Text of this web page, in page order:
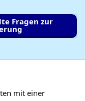
Fragen zur
mit einer